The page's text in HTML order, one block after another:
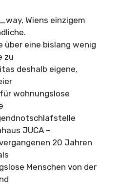
Wiens einzigem
über eine bislang wenig
zu
deshalb eigene,
wohnungslose
JUCA –
20 Jahren
Menschen von der